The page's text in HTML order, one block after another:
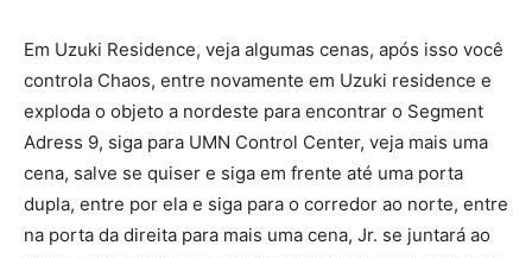
Em Uzuki Residence, veja algumas cenas, após isso você
controla Chaos, entre novamente em Uzuki residence e
exploda o objeto a nordeste para encontrar o Segment
Adress 9, siga para UMN Control Center, veja mais uma
cena, salve se quiser e siga em frente até uma porta
dupla, entre por ela e siga para o corredor ao norte, entre
na porta da direita para mais uma cena, Jr. se juntará ao